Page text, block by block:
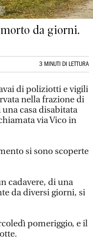
da giorni.
3 MINUTI DI LETTURA
di poliziotti e vigili
nella frazione di
casa disabitata
via Vico in
si sono scoperte
cadavere, di una
da diversi giorni, si
pomeriggio, e il